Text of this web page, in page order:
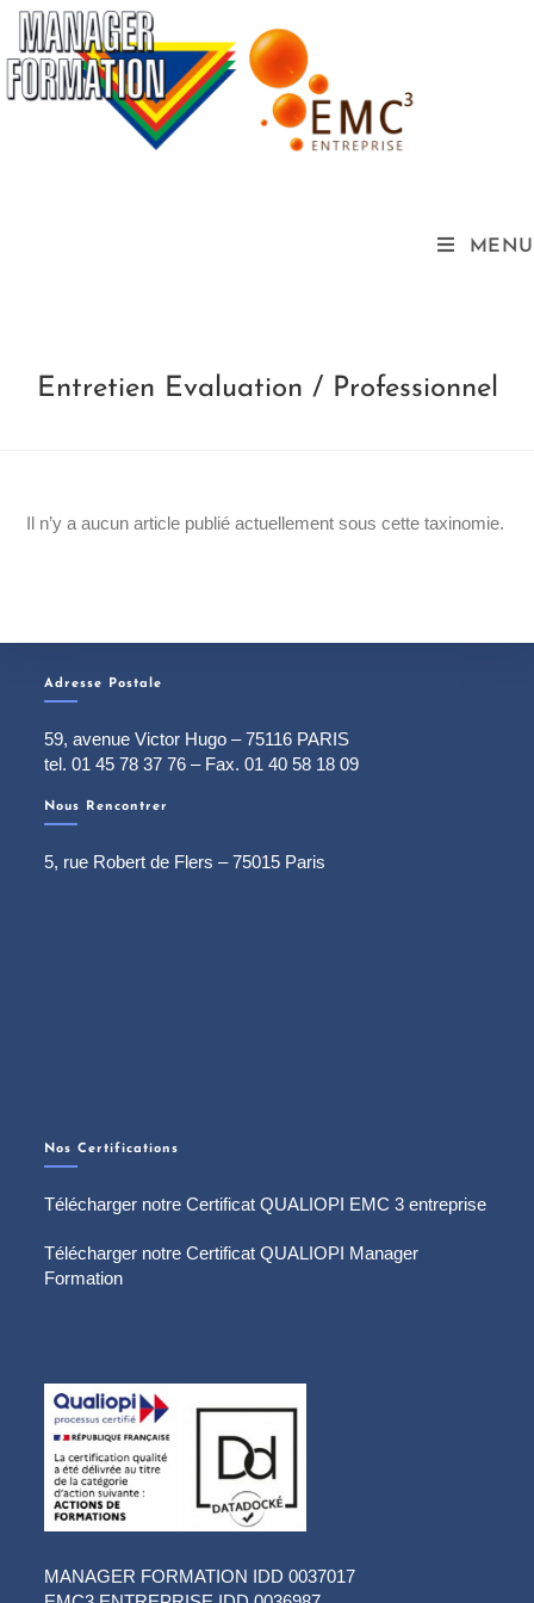
MENU
Entretien Evaluation / Professionnel
Il n’y a aucun article publié actuellement sous cette taxinomie.
Adresse Postale
59, avenue Victor Hugo – 75116 PARIS
tel. 01 45 78 37 76 – Fax. 01 40 58 18 09
Nous Rencontrer
5, rue Robert de Flers – 75015 Paris
Nos Certifications
Télécharger notre Certificat QUALIOPI EMC 3 entreprise
Télécharger notre Certificat QUALIOPI Manager
Formation
MANAGER FORMATION IDD 0037017